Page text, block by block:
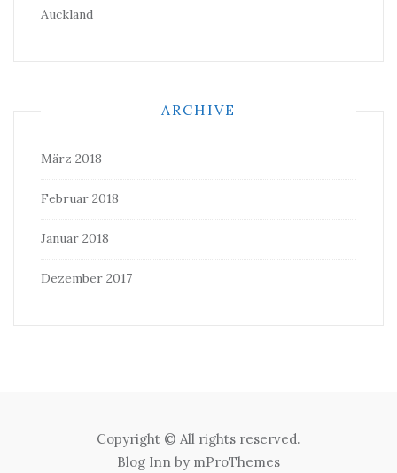
Auckland
ARCHIVE
März 2018
Februar 2018
Januar 2018
Dezember 2017
Copyright © All rights reserved.
Blog Inn by mProThemes